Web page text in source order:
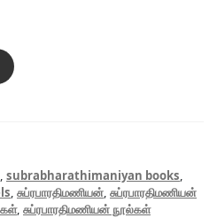
, subrabharathimaniyan books,
, சுப்ரபாரதிமணியன், சுப்ரபாரதிமணியன்
, சுப்ரபாரதிமணியன் நூல்கள்